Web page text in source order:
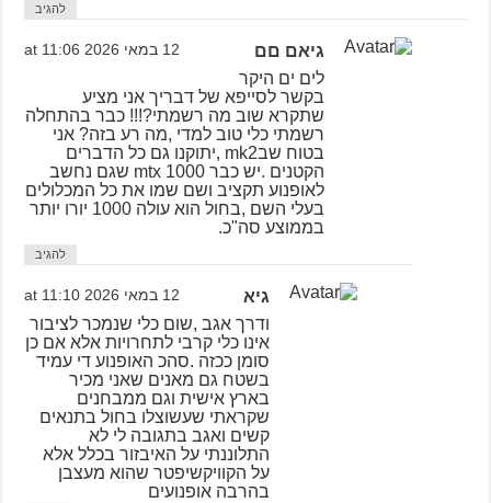
להגיב
גיאם םם 12 במאי 2026 at 11:06
לים ים היקר
בקשר לסייפא של דבריך אני מציע
שתקרא שוב מה רשמתי?!!! כבר בהתחלה
רשמתי כלי טוב למדי ,מה רע בזה? אני
בטוח שבmk2 ,יתוקנו גם כל הדברים
הקטנים .יש כבר mtx 1000 שגם נחשב
לאופנוע תקציב ושם שמו את כל המכלולים
בעלי השם ,בחול הוא עולה 1000 יורו יותר
בממוצע סה"כ.
להגיב
גיא 12 במאי 2026 at 11:10
ודרך אגב ,שום כלי שנמכר לציבור
אינו כלי קרבי לתחרויות אלא אם כן
סומן ככזה .סהכ האופנוע די עמיד
בשטח גם מאנים שאני מכיר
בארץ אישית וגם ממבחנים
שקראתי שעשוצלו בחול בתנאים
קשים ואגב בתגובה לי לא
התלוננתי על האיבזור בכלל אלא
על הקוויקשיפטר שהוא מעצבן
בהרבה אופנועים